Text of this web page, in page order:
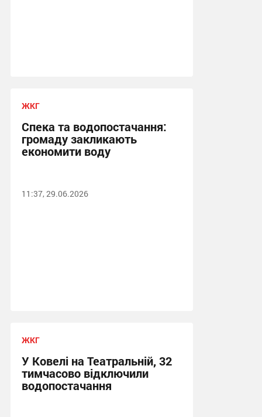
ЖКГ
Спека та водопостачання:
громаду закликають
економити воду
11:37, 29.06.2026
ЖКГ
У Ковелі на Театральній, 32
тимчасово відключили
водопостачання